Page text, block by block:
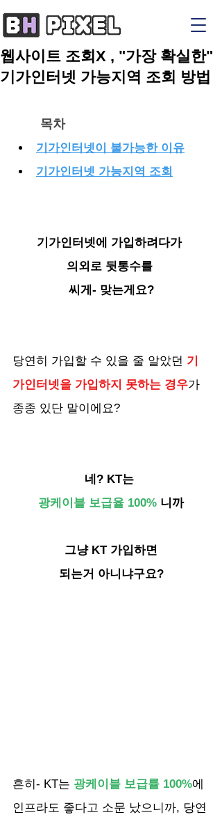
웹사이트 조회X , "가장 확실한"
기가인터넷 가능지역 조회 방법
목차
기가인터넷이 불가능한 이유
기가인터넷 가능지역 조회
기가인터넷에 가입하려다가
의외로 뒷통수를
씨게- 맞는게요?
당연히 가입할 수 있을 줄 알았던 기
가인터넷을 가입하지 못하는 경우가
종종 있단 말이에요?
네? KT는
광케이블 보급율 100% 니까
그냥 KT 가입하면
되는거 아니냐구요?
흔히- KT는 광케이블 보급률 100%에
인프라도 좋다고 소문 났으니까, 당연